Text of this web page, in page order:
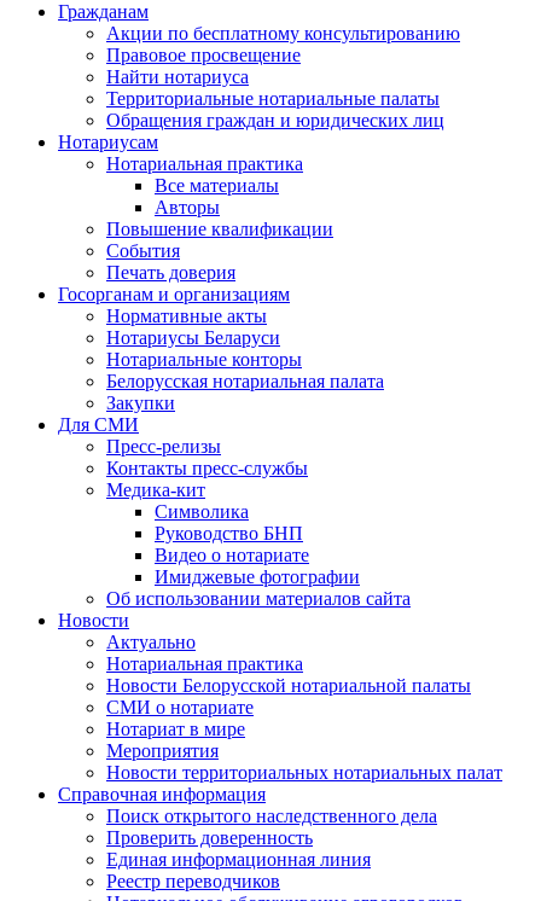
Гражданам
Акции по бесплатному консультированию
Правовое просвещение
Найти нотариуса
Территориальные нотариальные палаты
Обращения граждан и юридических лиц
Нотариусам
Нотариальная практика
Все материалы
Авторы
Повышение квалификации
События
Печать доверия
Госорганам и организациям
Нормативные акты
Нотариусы Беларуси
Нотариальные конторы
Белорусская нотариальная палата
Закупки
Для СМИ
Пресс-релизы
Контакты пресс-службы
Медика-кит
Символика
Руководство БНП
Видео о нотариате
Имиджевые фотографии
Об использовании материалов сайта
Новости
Актуально
Нотариальная практика
Новости Белорусской нотариальной палаты
СМИ о нотариате
Нотариат в мире
Мероприятия
Новости территориальных нотариальных палат
Справочная информация
Поиск открытого наследственного дела
Проверить доверенность
Единая информационная линия
Реестр переводчиков